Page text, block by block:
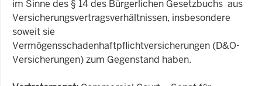
im Sinne des § 14 des Bürgerlichen Gesetzbuchs aus
Versicherungsvertragsverhältnissen, insbesondere
soweit sie
Vermögensschadenhaftpflichtversicherungen (D&O-
Versicherungen) zum Gegenstand haben.